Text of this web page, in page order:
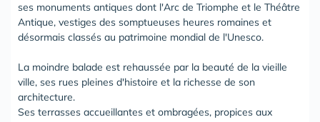
ses monuments antiques dont l'Arc de Triomphe et le Théâtre
Antique, vestiges des somptueuses heures romaines et
désormais classés au patrimoine mondial de l'Unesco.
La moindre balade est rehaussée par la beauté de la vieille
ville, ses rues pleines d'histoire et la richesse de son
architecture.
Ses terrasses accueillantes et ombragées, propices aux